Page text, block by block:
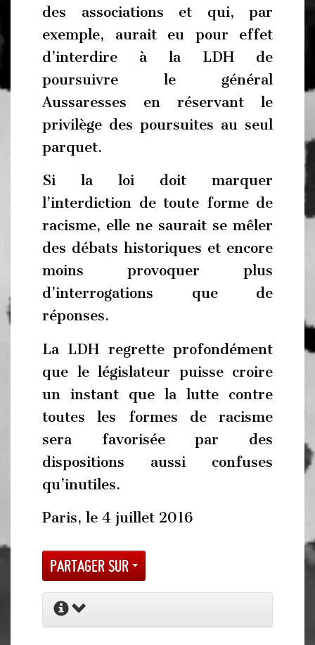
des associations et qui, par
exemple, aurait eu pour effet
d’interdire à la LDH de
poursuivre le général
Aussaresses en réservant le
privilège des poursuites au seul
parquet.
Si la loi doit marquer
l’interdiction de toute forme de
racisme, elle ne saurait se mêler
des débats historiques et encore
moins provoquer plus
d’interrogations que de
réponses.
La LDH regrette profondément
que le législateur puisse croire
un instant que la lutte contre
toutes les formes de racisme
sera favorisée par des
dispositions aussi confuses
qu’inutiles.
Paris, le 4 juillet 2016
Partager sur